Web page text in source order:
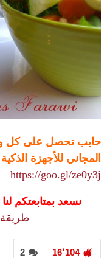
حابب تحصل على كل
المجاني للأجهزة
https://goo.gl/ze0y3j
نسعد بمتابعتكم
2 16٬104